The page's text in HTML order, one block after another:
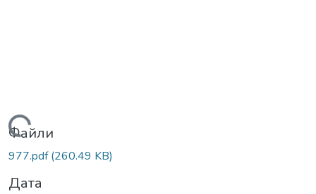
Вантажиться...
Файли
977.pdf(260.49 KB)
Дата